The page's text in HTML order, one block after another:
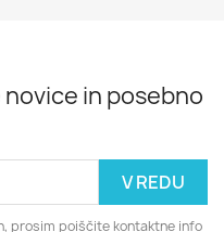
in posebno
prosim poiščite kontaktne info